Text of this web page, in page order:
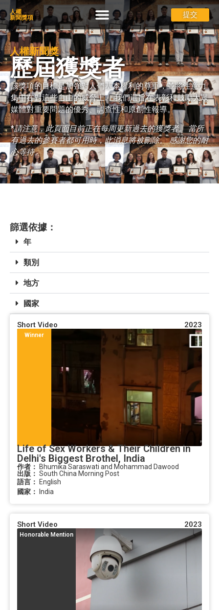
人權
新聞獎項
提交
人權新聞獎
歷屆獲獎者
該獎項的目標是加強對人們基本權利的尊重，並將注意力
集中在對這些自由的威脅上。 我們還旨在表彰和鼓勵大眾
媒體對重要問題的優秀、調查性和原創性報導。
*請注意，此頁面目前正在每周更新過去的獲獎者。 當所
有過去的參賽者都可用時，此消息將被刪除。 感謝您的耐
心等待。
篩選依據：
年
類別
地方
國家
Short Video 2023
Winner
Life of Sex Workers & Their Children in
Delhi's Biggest Brothel, India
作者：
Bhumika Saraswati and Mohammad Dawood
出版： South China Morning Post
語言：
English
國家：
India
Short Video 2023
Honorable Mention